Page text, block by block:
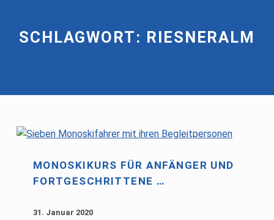
SCHLAGWORT: RIESNERALM
MONOSKIKURS FÜR ANFÄNGER UND
FORTGESCHRITTENE …
31. Januar 2020